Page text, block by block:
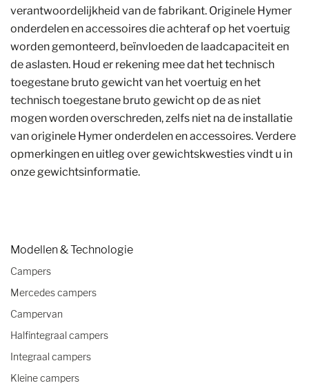
verantwoordelijkheid van de fabrikant. Originele Hymer
onderdelen en accessoires die achteraf op het voertuig
worden gemonteerd, beïnvloeden de laadcapaciteit en
de aslasten. Houd er rekening mee dat het technisch
toegestane bruto gewicht van het voertuig en het
technisch toegestane bruto gewicht op de as niet
mogen worden overschreden, zelfs niet na de installatie
van originele Hymer onderdelen en accessoires. Verdere
opmerkingen en uitleg over gewichtskwesties vindt u in
onze gewichtsinformatie.
Modellen & Technologie
Campers
Mercedes campers
Campervan
Halfintegraal campers
Integraal campers
Kleine campers